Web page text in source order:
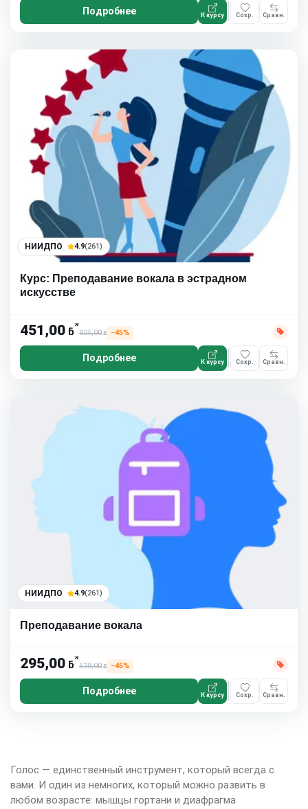
Подробнее К курсу Сохр. Сравн.
НИИДПО 4.9(261)
Курс: Преподавание вокала в эстрадном
искусстве
451,00 ƃ*
825,00ƃ −45%
Подробнее К курсу Сохр. Сравн.
НИИДПО 4.9(261)
Преподавание вокала
295,00 ƃ*
538,00ƃ −45%
Подробнее К курсу Сохр. Сравн.
Голос — единственный инструмент, который всегда с
вами. И один из немногих, который можно развить в
любом возрасте: мышцы гортани и диафрагма